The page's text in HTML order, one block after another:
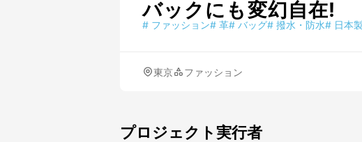
バックにも変幻自在!
# ファッション# 革# バッグ# 撥水・防水# 日本製
東京 ファッション
プロジェクト実行者